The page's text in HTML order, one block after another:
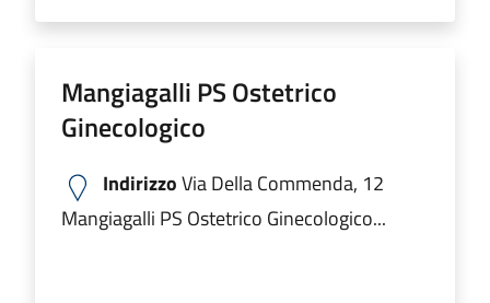
Mangiagalli PS Ostetrico
Ginecologico
IndirizzoVia Della Commenda, 12
Mangiagalli PS Ostetrico Ginecologico...